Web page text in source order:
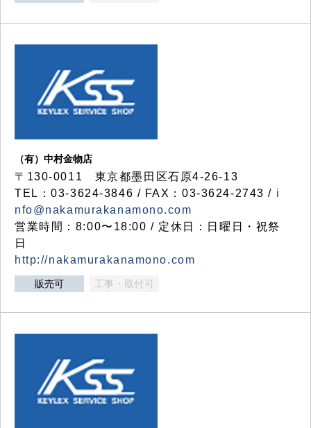
（有）中村金物店
〒130-0011 東京都墨田区石原4-26-13
TEL：03-3624-3846 / FAX：03-3624-2743 / i
nfo@nakamurakanamono.com
営業時間：8:00〜18:00 / 定休日：日曜日・祝祭
日
http://nakamurakanamono.com
販売可 工事・取付可